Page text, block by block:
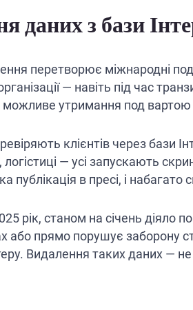
даних з бази
перетворює міжнародні
— навіть під час
можливе утримання под вартою
клієнтів через бази
логістиці — усі запускають
в пресі, і набагато
рік, станом на січень
або прямо порушує заборону
Видалення таких даних —